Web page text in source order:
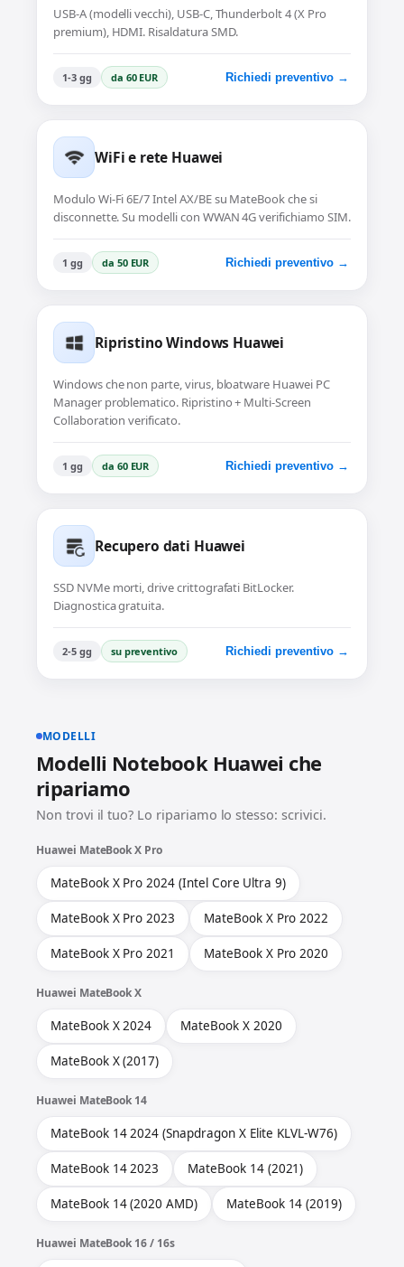
USB-A (modelli vecchi), USB-C, Thunderbolt 4 (X Pro
premium), HDMI. Risaldatura SMD.
1-3 gg da 60 EUR Richiedi preventivo →
WiFi e rete Huawei
Modulo Wi-Fi 6E/7 Intel AX/BE su MateBook che si
disconnette. Su modelli con WWAN 4G verifichiamo SIM.
1 gg da 50 EUR Richiedi preventivo →
Ripristino Windows Huawei
Windows che non parte, virus, bloatware Huawei PC
Manager problematico. Ripristino + Multi-Screen
Collaboration verificato.
1 gg da 60 EUR Richiedi preventivo →
Recupero dati Huawei
SSD NVMe morti, drive crittografati BitLocker.
Diagnostica gratuita.
2-5 gg su preventivo Richiedi preventivo →
MODELLI
Modelli Notebook Huawei che
ripariamo
Non trovi il tuo? Lo ripariamo lo stesso: scrivici.
Huawei MateBook X Pro
MateBook X Pro 2024 (Intel Core Ultra 9)
MateBook X Pro 2023 MateBook X Pro 2022
MateBook X Pro 2021 MateBook X Pro 2020
Huawei MateBook X
MateBook X 2024 MateBook X 2020
MateBook X (2017)
Huawei MateBook 14
MateBook 14 2024 (Snapdragon X Elite KLVL-W76)
MateBook 14 2023 MateBook 14 (2021)
MateBook 14 (2020 AMD) MateBook 14 (2019)
Huawei MateBook 16 / 16s